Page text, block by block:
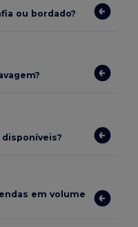
ou bordado?
em volume